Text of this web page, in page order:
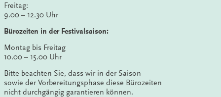
Freitag:
9.00 – 12.30 Uhr
Bürozeiten in der Festivalsaison:
Montag bis Freitag
10.00 – 15.00 Uhr
Bitte beachten Sie, dass wir in der Saison
sowie der Vorbereitungsphase diese Bürozeiten
nicht durchgängig garantieren können.